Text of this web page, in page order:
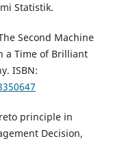
Statistik.
Second Machine
a Time of Brilliant
ISBN:
principle in
Decision,